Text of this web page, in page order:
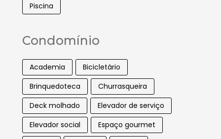
Piscina
Condomínio
Academia
Bicicletário
Brinquedoteca
Churrasqueira
Deck molhado
Elevador de serviço
Elevador social
Espaço gourmet